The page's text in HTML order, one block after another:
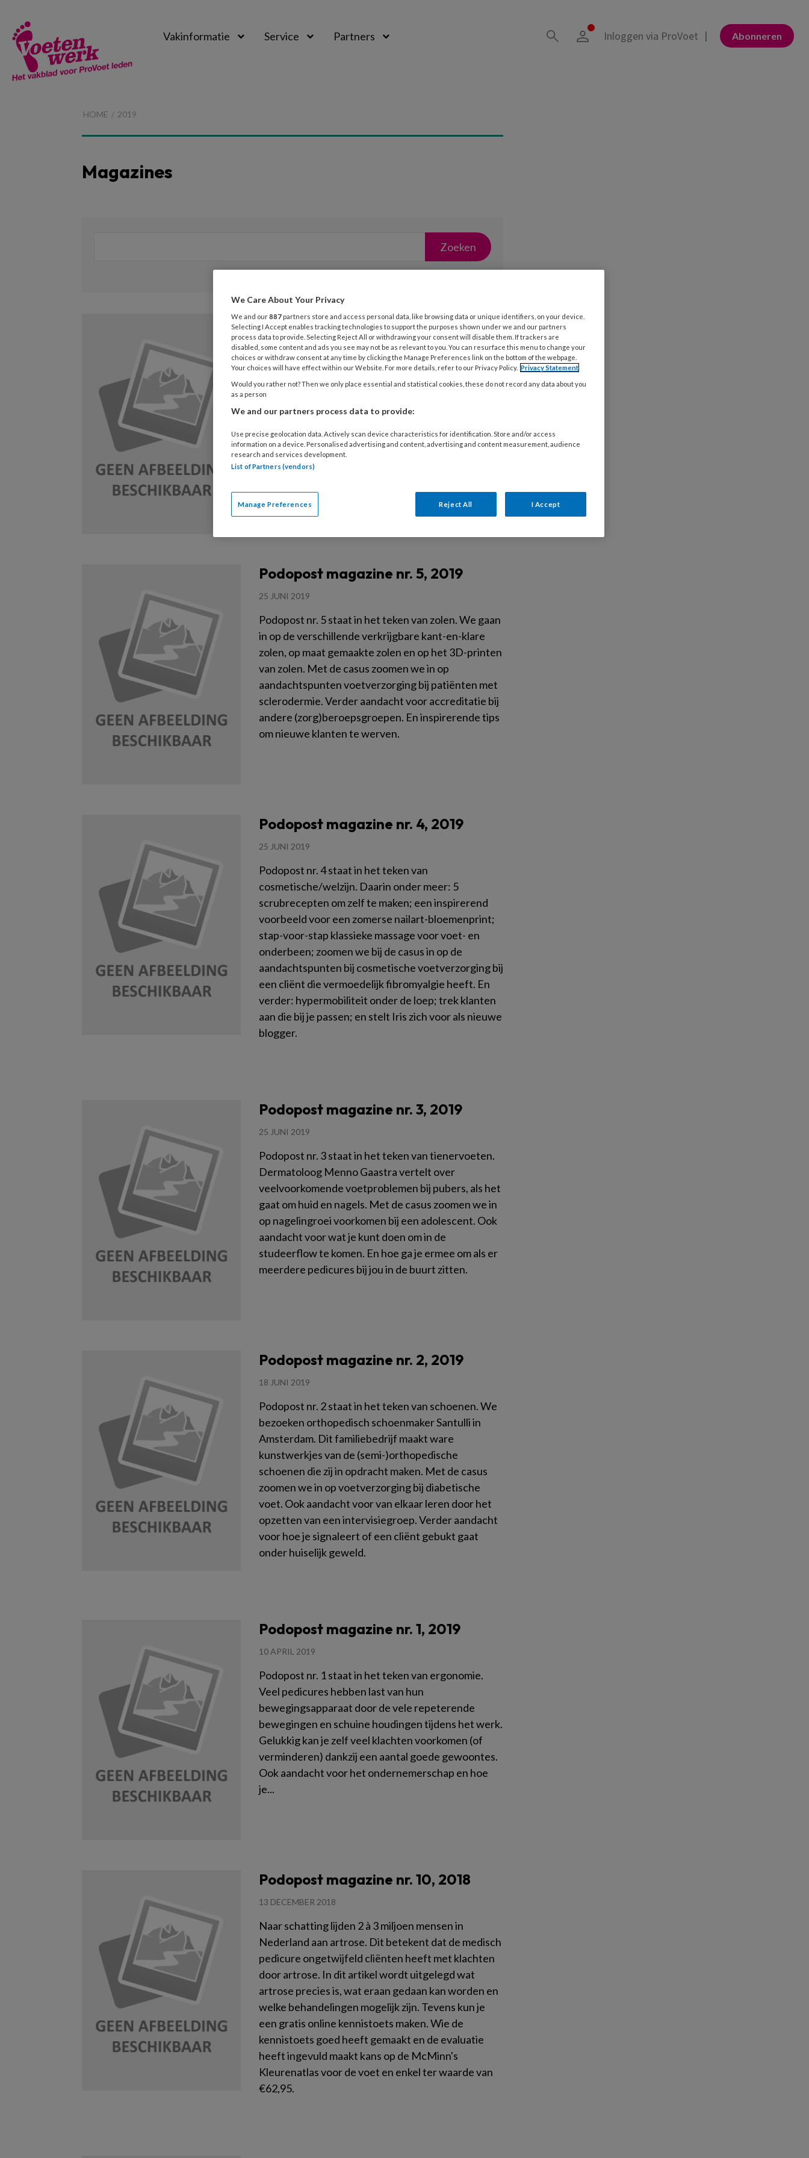
Magazine
Vakinformatie Service Partners Abonneren
Inloggen via ProVoet
HOME 2019
Magazines
Podopost magazine nr. 6, 2019
31 JULI 2019
Podopost nr. 6 gaat dieper in op een onderbelicht
thema: de donkere huid.Johan Toonstra zoomt
aandoeningen aan de donkere huid. Naast deze
achtergrond vind je in de casus en het artikel 'Waar
let je op bij de behandeling van de donkere huid',
praktische info.
Lees meer
Podopost magazine nr. 5, 2019
25 JUNI 2019
Podopost nr. 5 staat in het teken van zolen. We gaan
in op de verschillende verkrijgbare kant-en-klare
zolen, op maat gemaakte zolen en op het 3D-printen
van zolen. Met de casus zoomen we in op
aandachtspunten voetverzorging bij patiënten met
sclerodermie. Verder aandacht voor accreditatie bij
andere (zorg)beroepsgroepen. En inspirerende tips
om nieuwe klanten te werven.
Podopost magazine nr. 4, 2019
25 JUNI 2019
Podopost nr. 4 staat in het teken van
cosmetische/welzijn. Daarin onder meer: 5
scrubrecepten om zelf te maken; een inspirerend
voorbeeld voor een zomerse nailart-bloemenprint;
stap-voor-stap klassieke massage voor voet- en
onderbeen; zoomen we bij de casus in op de
aandachtspunten bij cosmetische voetverzorging bij
een cliënt die vermoedelijk fibromyalgie heeft. En
verder: hypermobiliteit onder de loep; trek klanten
aan die bij je passen; en stelt Iris zich voor als nieuwe
blogger.
Podopost magazine nr. 3, 2019
25 JUNI 2019
Podopost nr. 3 staat in het teken van tienervoeten.
Dermatoloog Menno Gaastra vertelt over
veelvoorkomende voetproblemen bij pubers, als het
gaat om huid en nagels. Met de casus zoomen we in
op nagelingroei voorkomen bij een adolescent. Ook
aandacht voor wat je kunt doen om in de
studeerflow te komen. En hoe ga je ermee om als er
meerdere pedicures bij jou in de buurt zitten.
Podopost magazine nr. 2, 2019
18 JUNI 2019
Podopost nr. 2 staat in het teken van schoenen. We
bezoeken orthopedisch schoenmaker Santulli in
Amsterdam. Dit familiebedrijf maakt ware
kunstwerkjes van de (semi-)orthopedische
schoenen die zij in opdracht maken. Met de casus
zoomen we in op voetverzorging bij diabetische
voet. Ook aandacht voor van elkaar leren door het
opzetten van een intervisiegroep. Verder aandacht
voor hoe je signaleert of een cliënt gebukt gaat
onder huiselijk geweld.
Podopost magazine nr. 1, 2019
10 APRIL 2019
Podopost nr. 1 staat in het teken van ergonomie.
Veel pedicures hebben last van hun
bewegingsapparaat door de vele repeterende
bewegingen en schuine houdingen tijdens het werk.
Gelukkig kan je zelf veel klachten voorkomen (of
verminderen) dankzij een aantal goede gewoontes.
Ook aandacht voor het ondernemerschap en hoe
je...
Podopost magazine nr. 10, 2018
13 DECEMBER 2018
Naar schatting lijden 2 à 3 miljoen mensen in
Nederland aan artrose. Dit betekent dat de medisch
pedicure ongetwijfeld cliënten heeft met klachten
door artrose. In dit artikel wordt uitgelegd wat
artrose precies is, wat eraan gedaan kan worden en
welke behandelingen mogelijk zijn. Tevens kun je
een gratis online kennistoets maken. Wie de
kennistoets goed heeft gemaakt en de evaluatie
heeft ingevuld maakt kans op de McMinn's
Kleurenatlas voor de voet en enkel ter waarde van
€62,95.
We Care About Your Privacy
We and our887 partners store and access personal data, like browsing data or unique identifiers, on your device.
Selecting I Accept enables tracking technologies to support the purposes shown under we and our partners
process data to provide. Selecting Reject All or withdrawing your consent will disable them. If trackers are
disabled, some content and ads you see may not be as relevant to you. You can resurface this menu to change your
choices or withdraw consent at any time by clicking the Manage Preferences link on the bottom of the webpage.
Your choices will have effect within our Website. For more details, refer to our Privacy Policy. Privacy Statement
Would you rather not? Then we only place essential and statistical cookies, these do not record any data about you
as a person
We and our partners process data to provide:
Use precise geolocation data. Actively scan device characteristics for identification. Store and/or access
information on a device. Personalised advertising and content, advertising and content measurement, audience
research and services development.
List of Partners (vendors)
Manage Preferences Reject All I Accept